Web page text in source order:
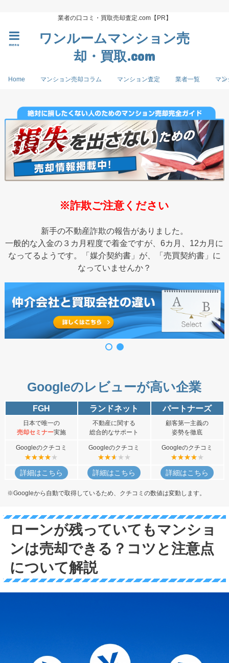
業者の口コミ・買取売却査定.com【PR】
ワンルームマンション売
却・買取.com
menu
Home マンション売却コラム マンション査定 業者一覧 マン
※詐欺ご注意ください
新手の不動産詐欺の報告がありました。
一般的な入金の３カ月程度で着金ですが、6カ月、12カ月に
なってるようです。「媒介契約書」が、「売買契約書」に
なっていませんか？
Googleのレビューが高い企業
FGH ランドネット パートナーズ
日本で唯一の
売却セミナー実施
不動産に関する
総合的なサポート
顧客第一主義の
姿勢を徹底
Googleのクチコミ Googleのクチコミ Googleのクチコミ
詳細はこちら 詳細はこちら 詳細はこちら
※Googleから自動で取得しているため、クチコミの数値は変動します。
ローンが残っていてもマンショ
ンは売却できる？コツと注意点
について解説